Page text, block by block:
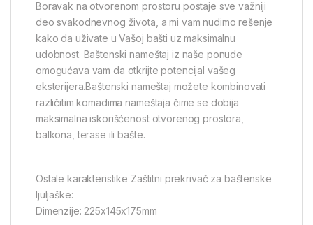
Boravak na otvorenom prostoru postaje sve važniji
deo svakodnevnog života, a mi vam nudimo rešenje
kako da uživate u Vašoj bašti uz maksimalnu
udobnost. Baštenski nameštaj iz naše ponude
omogućava vam da otkrijte potencijal vašeg
eksterijera.Baštenski nameštaj možete kombinovati
različitim komadima nameštaja čime se dobija
maksimalna iskorišćenost otvorenog prostora,
balkona, terase ili bašte.
Ostale karakteristike Zaštitni prekrivač za baštenske
ljuljaške:
Dimenzije: 225x145x175mm